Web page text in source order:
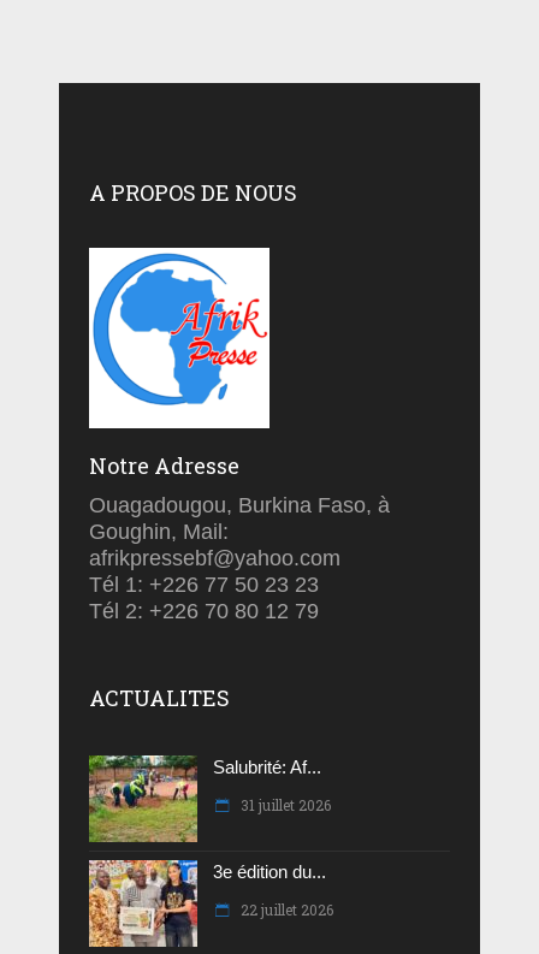
A PROPOS DE NOUS
Notre Adresse
Ouagadougou, Burkina Faso, à
Goughin, Mail:
afrikpressebf@yahoo.com
Tél 1: +226 77 50 23 23
Tél 2: +226 70 80 12 79
ACTUALITES
Salubrité: Af...
31 juillet 2026
3e édition du...
22 juillet 2026